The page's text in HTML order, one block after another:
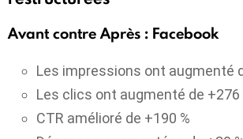
Avant contre Après : Facebook
Les impressions ont augmenté
Les clics ont augmenté de +276
CTR amélioré de +190 %